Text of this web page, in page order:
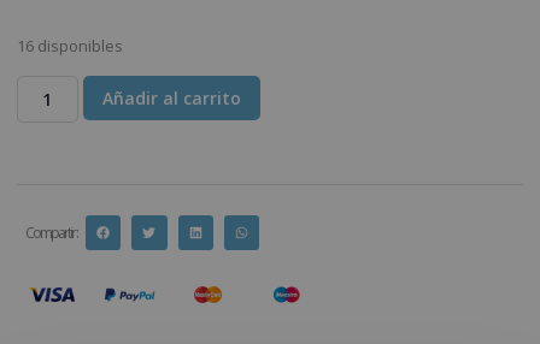
16 disponibles
Añadir al carrito
Compartir :